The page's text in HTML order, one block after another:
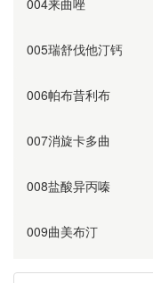
004来曲唑
005瑞舒伐他汀钙
006帕布昔利布
007消旋卡多曲
008盐酸异丙嗪
009曲美布汀
010奥美沙坦